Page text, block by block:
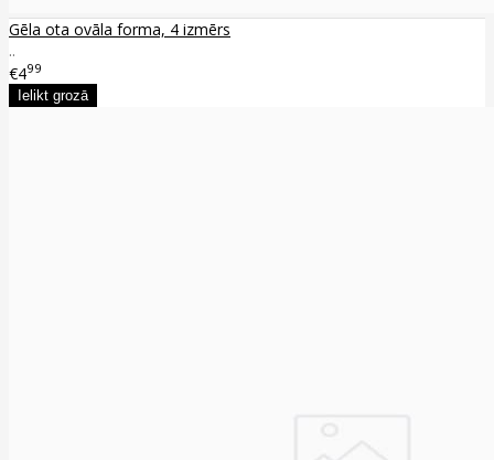
Gēla ota ovāla forma, 4 izmērs
..
€499